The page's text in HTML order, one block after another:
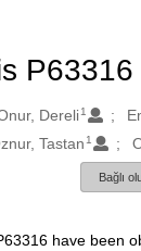
P63316
Dereli 1
Tastan 1
Bağlı
have been